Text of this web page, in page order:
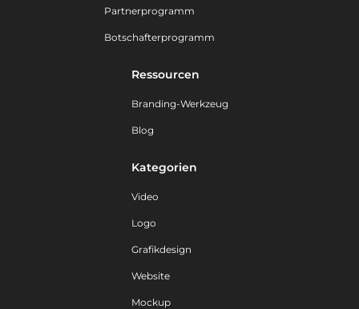
Partnerprogramm
Botschafterprogramm
Ressourcen
Branding-Werkzeug
Blog
Kategorien
Video
Logo
Grafikdesign
Website
Mockup